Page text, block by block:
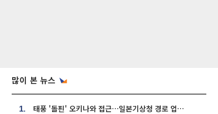
많이 본 뉴스
1. 태풍 '돌핀' 오키나와 접근…일본기상청 경로 업데이트